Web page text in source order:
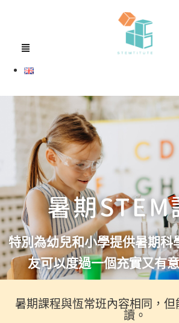
暑期STEM
特別為幼兒和小學提供暑期科
友可以度過一個充實又有
暑期課程與恆常班內容相同，
讀。